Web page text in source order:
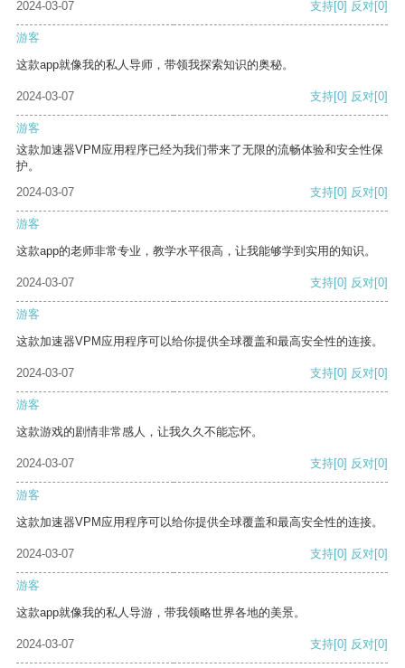
2024-03-07 支持[0] 反对[0]
游客
这款app就像我的私人导师，带领我探索知识的奥秘。
2024-03-07 支持[0] 反对[0]
游客
这款加速器VPM应用程序已经为我们带来了无限的流畅体验和安全性保
护。
2024-03-07
支持[0] 反对[0]
游客
这款app的老师非常专业，教学水平很高，让我能够学到实用的知识。
2024-03-07 支持[0] 反对[0]
游客
这款加速器VPM应用程序可以给你提供全球覆盖和最高安全性的连接。
2024-03-07 支持[0] 反对[0]
游客
这款游戏的剧情非常感人，让我久久不能忘怀。
2024-03-07 支持[0] 反对[0]
游客
这款加速器VPM应用程序可以给你提供全球覆盖和最高安全性的连接。
2024-03-07 支持[0] 反对[0]
游客
这款app就像我的私人导游，带我领略世界各地的美景。
2024-03-07 支持[0] 反对[0]